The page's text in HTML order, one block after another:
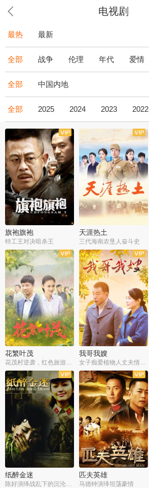
电视剧
最热 最新
全部 战争 伦理 年代 爱情
全部 中国内地
全部 2025 2024 2023 2022
全43集
旗袍旗袍
特工王对决暗杀王
全36集
天涯热土
三代海南农垦人奋斗史
全34集
花繁叶茂
花茂村逆袭，红色旅游出圈
全50集
我哥我嫂
女子痴爱植物人丈夫情定一生
全42集
纸醉金迷
全35集
匹夫英雄
马德钟演绎坦荡豪情